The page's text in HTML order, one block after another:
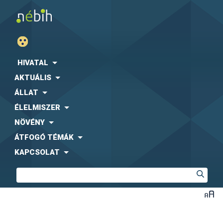
HIVATAL
AKTUÁLIS
ÁLLAT
ÉLELMISZER
NÖVÉNY
ÁTFOGÓ TÉMÁK
KAPCSOLAT